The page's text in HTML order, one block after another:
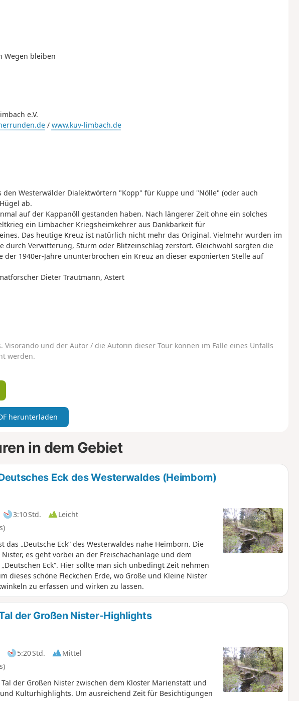
Wegen bleiben
e.V.
/ www.kuv-limbach.de
Westerwälder Dialektwörtern "Kopp" für Kuppe und "Nölle" (oder auch
ab.
auf der Kappanöll gestanden haben. Nach längerer Zeit ohne ein solches
ein Limbacher Kriegsheimkehrer aus Dankbarkeit für
Das heutige Kreuz ist natürlich nicht mehr das Original. Vielmehr wurden im
durch Verwitterung, Sturm oder Blitzeinschlag zerstört. Gleichwohl sorgten die
der 1940er-Jahre ununterbrochen ein Kreuz an dieser exponierten Stelle auf
Dieter Trautmann, Astert
Visorando und der Autor / die Autorin dieser Tour können im Falle eines Unfalls
werden.
herunterladen
in dem Gebiet
Eck des Westerwaldes (Heimborn)
3:10 Std.
Leicht
das „Deutsche Eck“ des Westerwaldes nahe Heimborn. Die
es geht vorbei an der Freischachanlage und dem
Eck“. Hier sollte man sich unbedingt Zeit nehmen
dieses schöne Fleckchen Erde, wo Große und Kleine Nister
zu erfassen und wirken zu lassen.
der Großen Nister-Highlights
5:20 Std.
Mittel
Tal der Großen Nister zwischen dem Kloster Marienstatt und
Kulturhighlights. Um ausreichend Zeit für Besichtigungen